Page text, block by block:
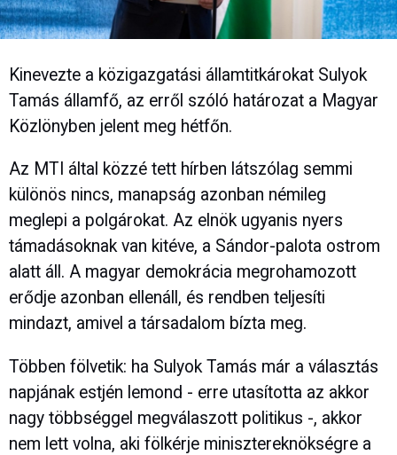
Kinevezte a közigazgatási államtitkárokat Sulyok
Tamás államfő, az erről szóló határozat a Magyar
Közlönyben jelent meg hétfőn.
Az MTI által közzé tett hírben látszólag semmi
különös nincs, manapság azonban némileg
meglepi a polgárokat. Az elnök ugyanis nyers
támadásoknak van kitéve, a Sándor-palota ostrom
alatt áll. A magyar demokrácia megrohamozott
erődje azonban ellenáll, és rendben teljesíti
mindazt, amivel a társadalom bízta meg.
Többen fölvetik: ha Sulyok Tamás már a választás
napjának estjén lemond - erre utasította az akkor
nagy többséggel megválaszott politikus -, akkor
nem lett volna, aki fölkérje minisztereknökségre a